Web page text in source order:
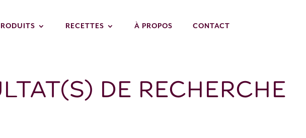
RECETTES À PROPOS CONTACT
DE RECHERCHE